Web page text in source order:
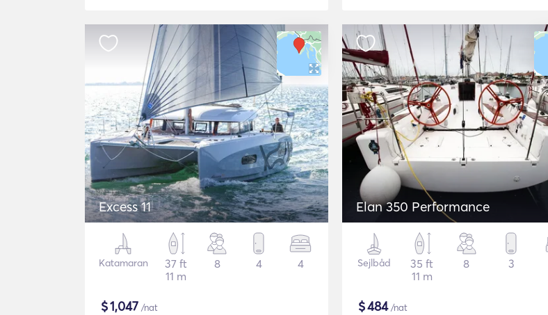
Excess 11
Katamaran
37 ft
11 m
8 4 4
$1,047 /nat
Elan 350 Performance
Sejlbåd
35 ft
11 m
8 3
$484/nat